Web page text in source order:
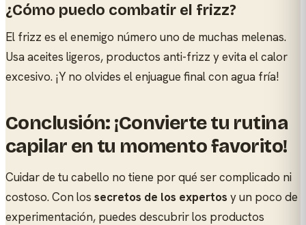
¿Cómo puedo combatir el frizz?
El frizz es el enemigo número uno de muchas melenas.
Usa aceites ligeros, productos anti-frizz y evita el calor
excesivo. ¡Y no olvides el enjuague final con agua fría!
Conclusión: ¡Convierte tu rutina
capilar en tu momento favorito!
Cuidar de tu cabello no tiene por qué ser complicado ni
costoso. Con los secretos de los expertos y un poco de
experimentación, puedes descubrir los productos